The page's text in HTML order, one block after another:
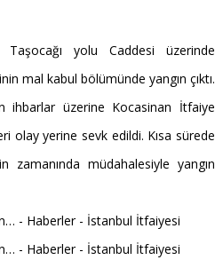
Taşocağı yolu Caddesi üzerinde
mal kabul bölümünde yangın çıktı.
ihbarlar üzerine Kocasinan İtfaiye
olay yerine sevk edildi. Kısa sürede
zamanında müdahalesiyle yangın